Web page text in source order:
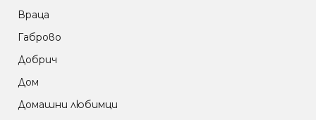
Враца
Габрово
Добрич
Дом
Домашни любимци